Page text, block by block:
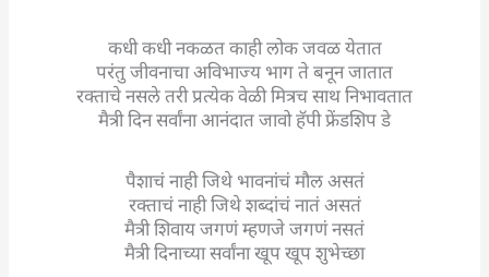
कधी कधी नकळत काही लोक जवळ येतात
परंतु जीवनाचा अविभाज्य भाग ते बनून जातात
रक्ताचे नसले तरी प्रत्येक वेळी मित्रच साथ निभावतात
मैत्री दिन सर्वांना आनंदात जावो हॅपी फ्रेंडशिप डे
पैशाचं नाही जिथे भावनांचं मौल असतं
रक्ताचं नाही जिथे शब्दांचं नातं असतं
मैत्री शिवाय जगणं म्हणजे जगणं नसतं
मैत्री दिनाच्या सर्वांना खूप खूप शुभेच्छा